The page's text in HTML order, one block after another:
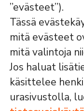
”evästeet”).
Tässä
mitä evästeet
mitä valintoja
Jos haluat
käsittelee
urasivustolla,